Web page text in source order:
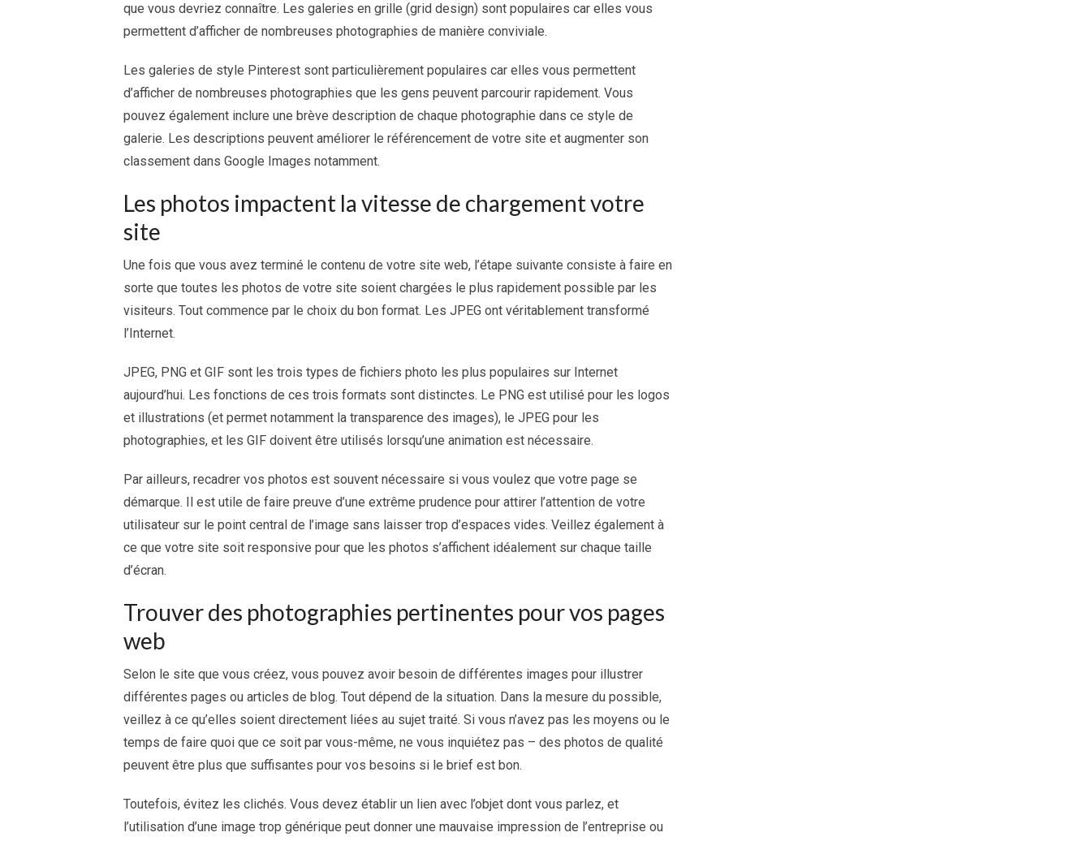
que vous devriez connaître. Les galeries en grille (grid design) sont populaires car elles vous
permettent d’afficher de nombreuses photographies de manière conviviale.
Les galeries de style Pinterest sont particulièrement populaires car elles vous permettent
d’afficher de nombreuses photographies que les gens peuvent parcourir rapidement. Vous
pouvez également inclure une brève description de chaque photographie dans ce style de
galerie. Les descriptions peuvent améliorer le référencement de votre site et augmenter son
classement dans Google Images notamment.
Les photos impactent la vitesse de chargement votre
site
Une fois que vous avez terminé le contenu de votre site web, l’étape suivante consiste à faire en
sorte que toutes les photos de votre site soient chargées le plus rapidement possible par les
visiteurs. Tout commence par le choix du bon format. Les JPEG ont véritablement transformé
l’Internet.
JPEG, PNG et GIF sont les trois types de fichiers photo les plus populaires sur Internet
aujourd’hui. Les fonctions de ces trois formats sont distinctes. Le PNG est utilisé pour les logos
et illustrations (et permet notamment la transparence des images), le JPEG pour les
photographies, et les GIF doivent être utilisés lorsqu’une animation est nécessaire.
Par ailleurs, recadrer vos photos est souvent nécessaire si vous voulez que votre page se
démarque. Il est utile de faire preuve d’une extrême prudence pour attirer l’attention de votre
utilisateur sur le point central de l’image sans laisser trop d’espaces vides. Veillez également à
ce que votre site soit responsive pour que les photos s’affichent idéalement sur chaque taille
d’écran.
Trouver des photographies pertinentes pour vos pages
web
Selon le site que vous créez, vous pouvez avoir besoin de différentes images pour illustrer
différentes pages ou articles de blog. Tout dépend de la situation. Dans la mesure du possible,
veillez à ce qu’elles soient directement liées au sujet traité. Si vous n’avez pas les moyens ou le
temps de faire quoi que ce soit par vous-même, ne vous inquiétez pas – des photos de qualité
peuvent être plus que suffisantes pour vos besoins si le brief est bon.
Toutefois, évitez les clichés. Vous devez établir un lien avec l’objet dont vous parlez, et
l’utilisation d’une image trop générique peut donner une mauvaise impression de l’entreprise ou